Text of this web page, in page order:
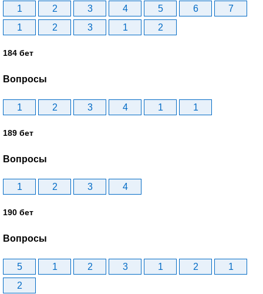
1 2 3 4 5 6
7
1
2 3 1 2
184 бет
Вопросы
1 2 3 4 1 1
189 бет
Вопросы
1 2 3 4
190 бет
Вопросы
5 1 2 3 1 2
1
2